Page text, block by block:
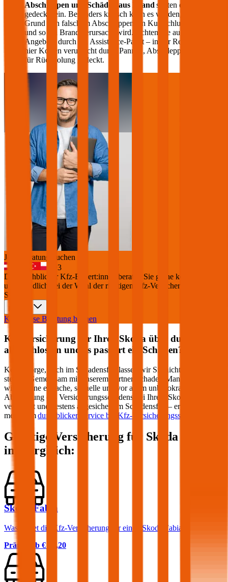
Abschleppen und Schäden aus Brand sollten ebenfalls
gedeckt sein. Besonders kritisch kann es werden, wenn auf
Grund von falschem Abschleppen ein Kurzschluss entsteht
und so ein Brand verursacht wird. Achten Sie auch auf die
Angebote durch ein Assistance-Paket – in der Regel werden
hier Kosten verursacht durch Pannen, Abschleppen oder auch
für Rückholung gedeckt.
Jetzt Beratung buchen
+3
Die durchblicker Kfz-Expert:innen beraten Sie gerne kostenlos &
unverbindlich bei der Wahl der richtigen Kfz-Versicherung für Ihren
Skoda
Kostenlose Beratung buchen
Kfz Versicherung für Ihren Skoda über durchblicker
abgeschlossen und es passiert ein Schaden?
Keine Sorge, auch im Schadensfall lassen wir Sie nicht im Regen
stehen! Gemeinsam mit unserem Partner Schaden-Manager sorgen
wir für eine einfache, schnelle und vor allem unbürokratische
Abwicklung des Versicherungsschadens bei Ihrem Skoda
versichert und bestens abgesichert im Schadensfall – erfahren Sie
mehr zumdurchblicker Service bei Kfz-Versicherungsschäden
Günstige Versicherung für Skoda
im Vergleich:
Skoda Fabia
Was kostet die Kfz-Versicherung für einen Skoda Fabia?
Prämie ab € 34,20